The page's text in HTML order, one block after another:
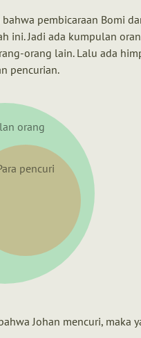
pembicaraan Bomi
ini. Jadi ada kumpulan
orang lain. Lalu ada
pencurian.
orang
pencuri
Johan mencuri, maka